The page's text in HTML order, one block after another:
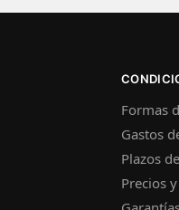
Formas
Gastos
Plazos
Precios